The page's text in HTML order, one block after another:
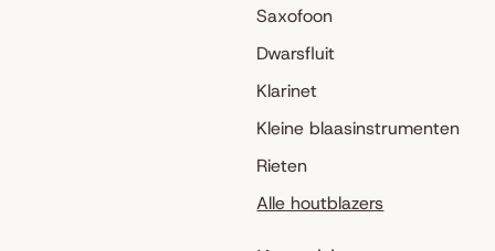
Saxofoon
Dwarsfluit
Klarinet
Kleine blaasinstrumenten
Rieten
Alle houtblazers